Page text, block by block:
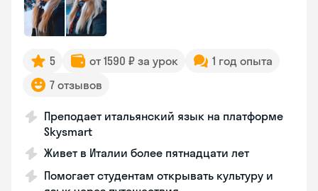
5 от 1590 ₽ за урок
1 год опыта
7 отзывов
Преподает итальянский язык на платформе
Skysmart
Живет в Италии более пятнадцати лет
Помогает студентам открывать культуру и